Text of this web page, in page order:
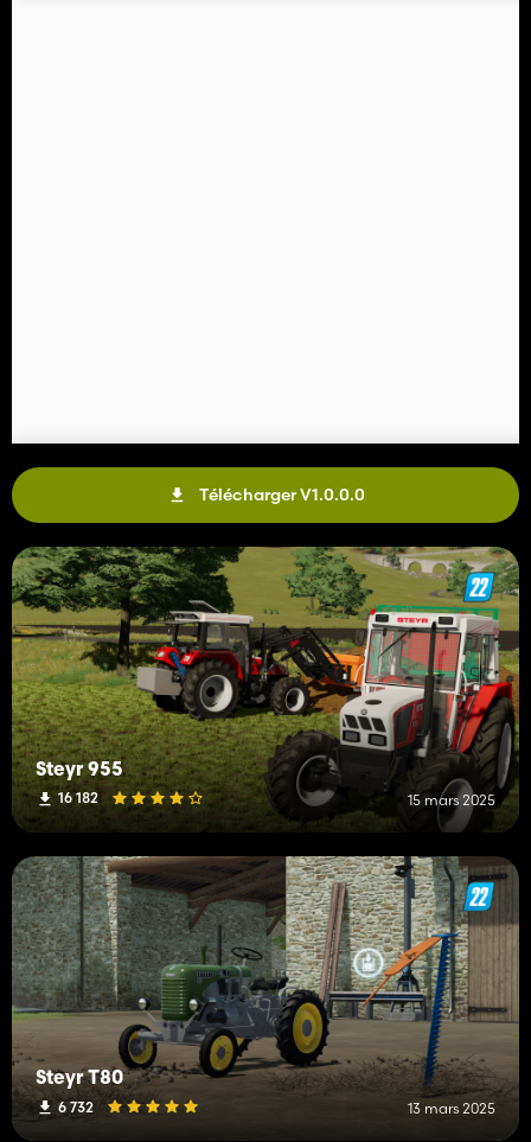
Télécharger V1.0.0.0
Steyr 955
16 182 15 mars 2025
Steyr T80
6 732 13 mars 2025